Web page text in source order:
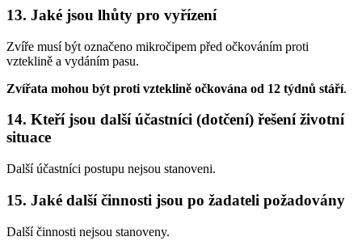
13. Jaké jsou lhůty pro vyřízení
Zvíře musí být označeno mikročipem před očkováním proti
vzteklině a vydáním pasu.
Zvířata mohou být proti vzteklině očkována od 12 týdnů stáří.
14. Kteří jsou další účastníci (dotčení) řešení životní
situace
Další účastníci postupu nejsou stanoveni.
15. Jaké další činnosti jsou po žadateli požadovány
Další činnosti nejsou stanoveny.